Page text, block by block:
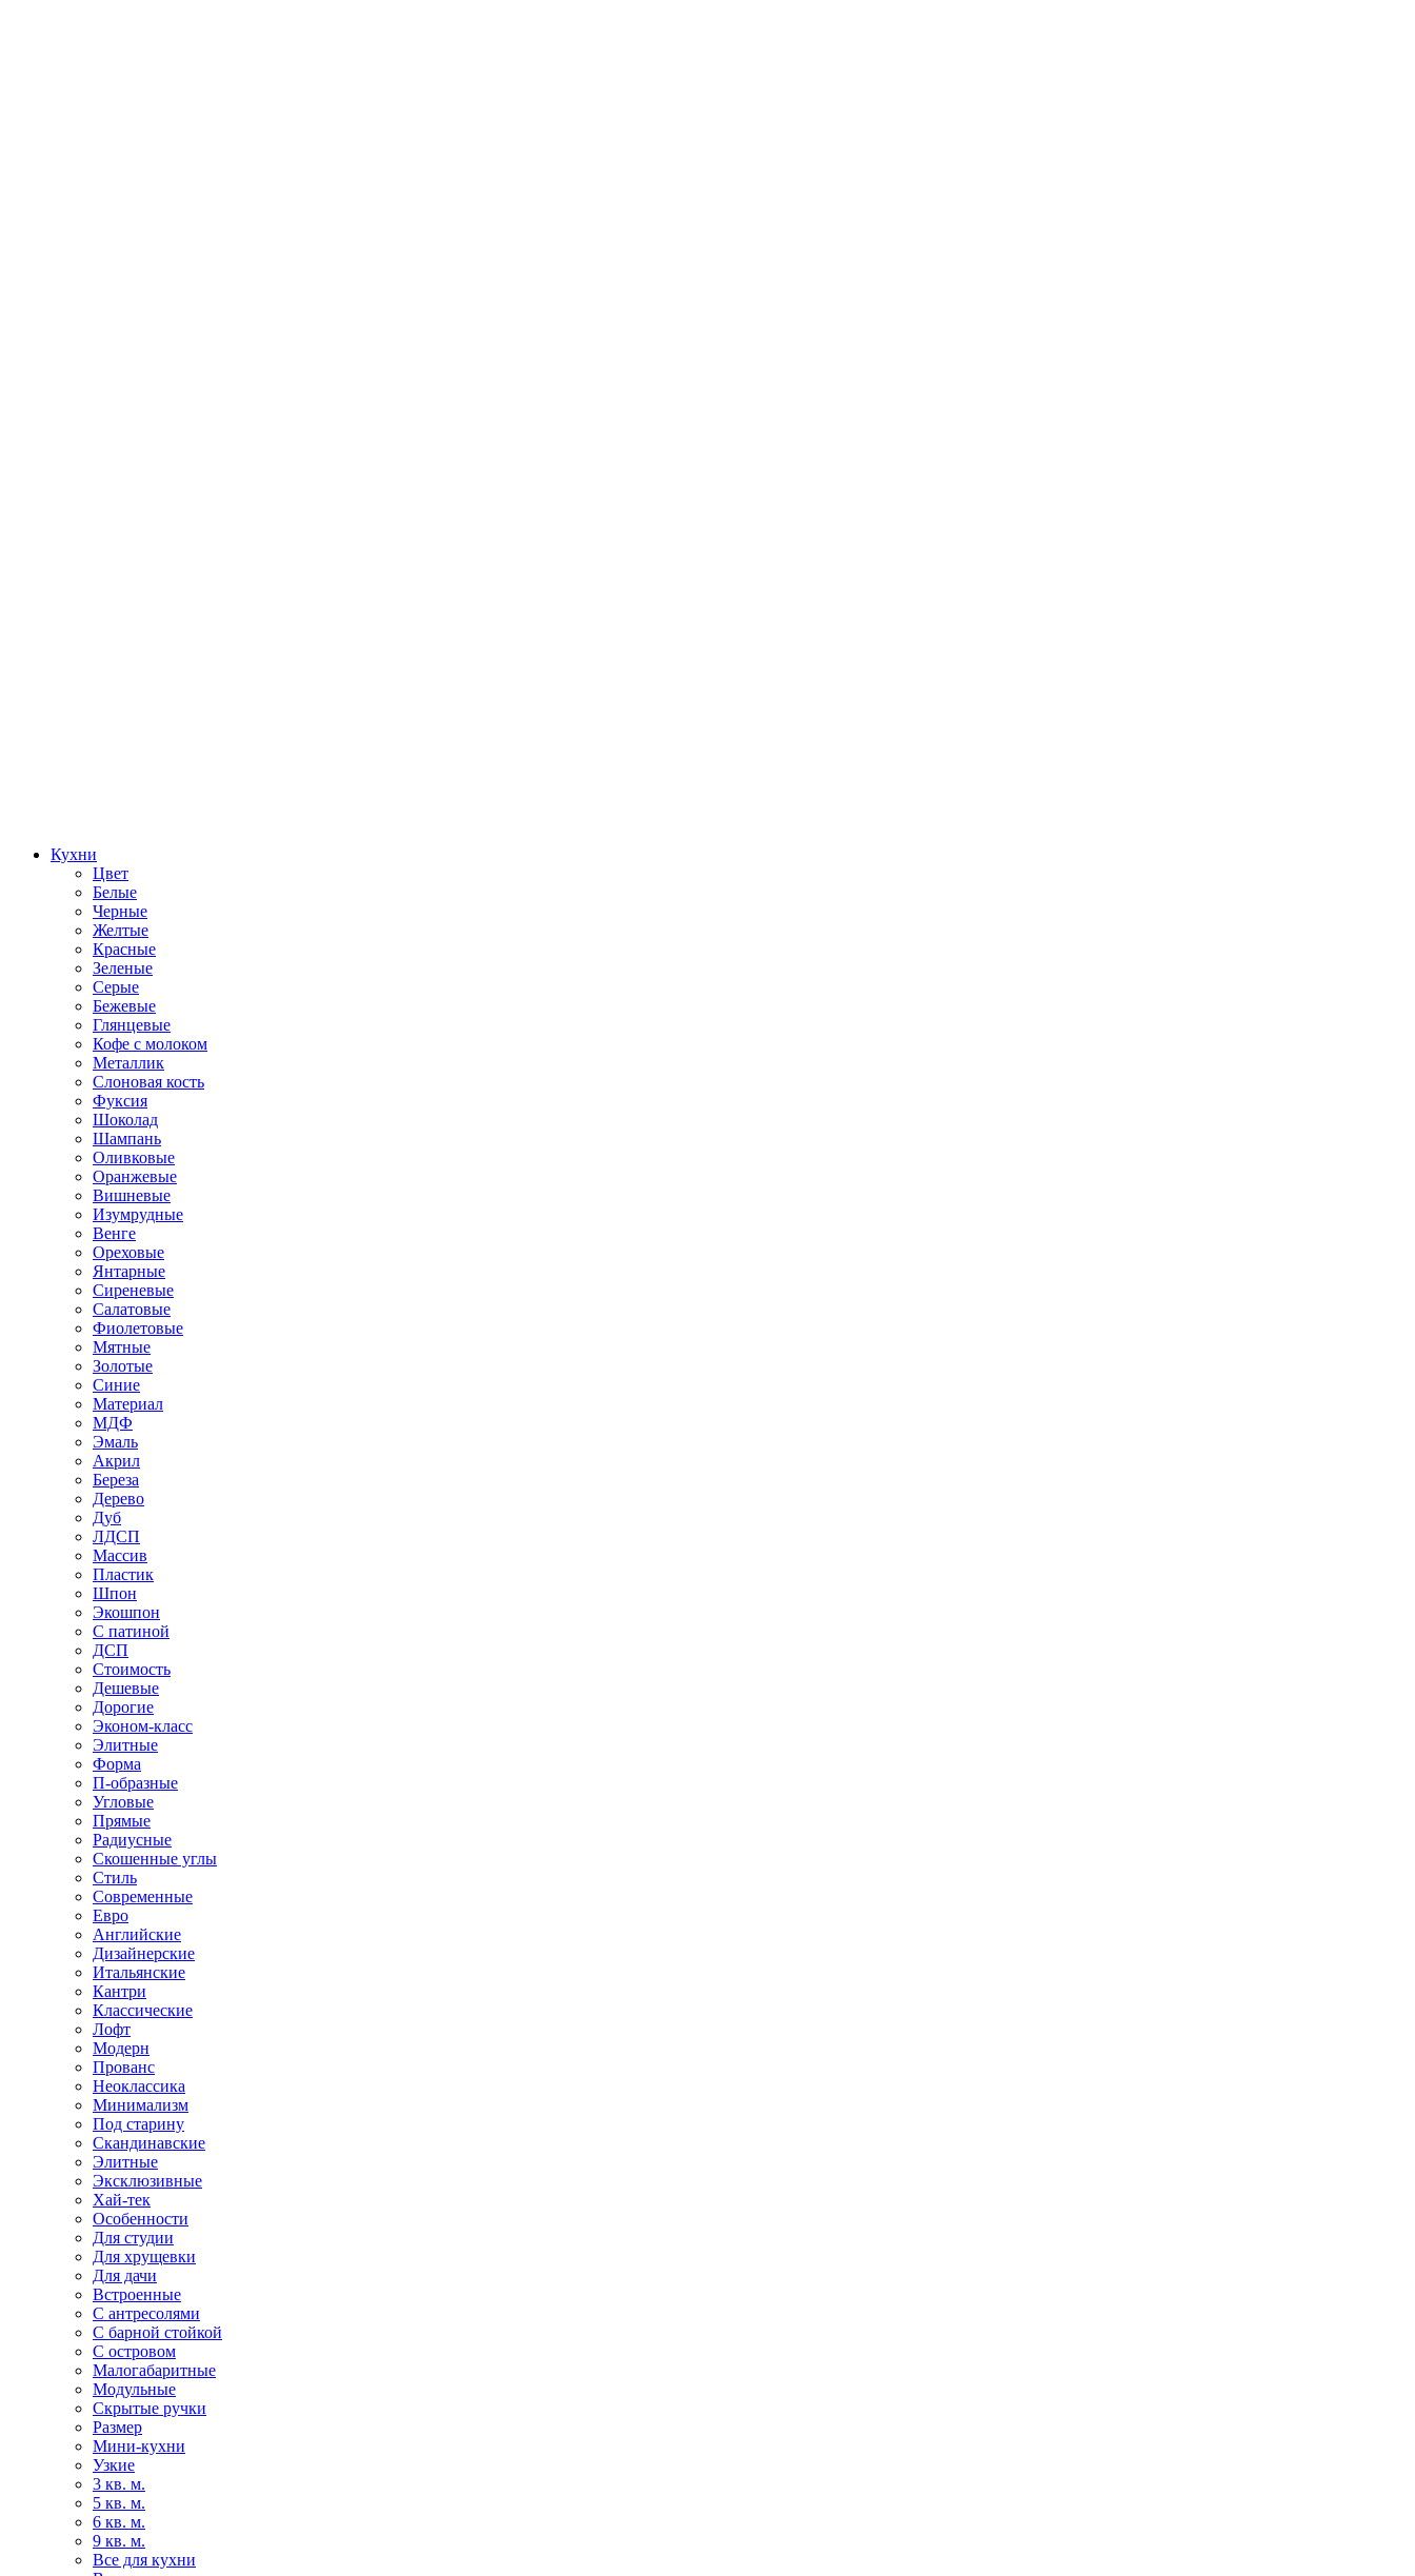
Кухни
Цвет
Белые
Черные
Желтые
Красные
Зеленые
Серые
Бежевые
Глянцевые
Кофе с молоком
Металлик
Слоновая кость
Фуксия
Шоколад
Шампань
Оливковые
Оранжевые
Вишневые
Изумрудные
Венге
Ореховые
Янтарные
Сиреневые
Салатовые
Фиолетовые
Мятные
Золотые
Синие
Материал
МДФ
Эмаль
Акрил
Береза
Дерево
Дуб
ЛДСП
Массив
Пластик
Шпон
Экошпон
С патиной
ДСП
Стоимость
Дешевые
Дорогие
Эконом-класс
Элитные
Форма
П-образные
Угловые
Прямые
Радиусные
Скошенные углы
Стиль
Современные
Евро
Английские
Дизайнерские
Итальянские
Кантри
Классические
Лофт
Модерн
Прованс
Неоклассика
Минимализм
Под старину
Скандинавские
Элитные
Эксклюзивные
Хай-тек
Особенности
Для студии
Для хрущевки
Для дачи
Встроенные
С антресолями
С барной стойкой
С островом
Малогабаритные
Модульные
Скрытые ручки
Размер
Мини-кухни
Узкие
3 кв. м.
5 кв. м.
6 кв. м.
9 кв. м.
Все для кухни